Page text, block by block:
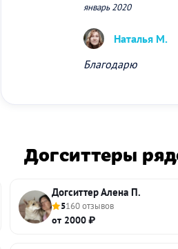
январь 2020
Наталья М.
Благодарю
Догситтеры
Догситтер Алена П.
5160 отзывов
от 2000 ₽